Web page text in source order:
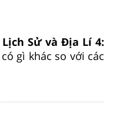
Sử và Địa Lí 4:
gì khác so với các